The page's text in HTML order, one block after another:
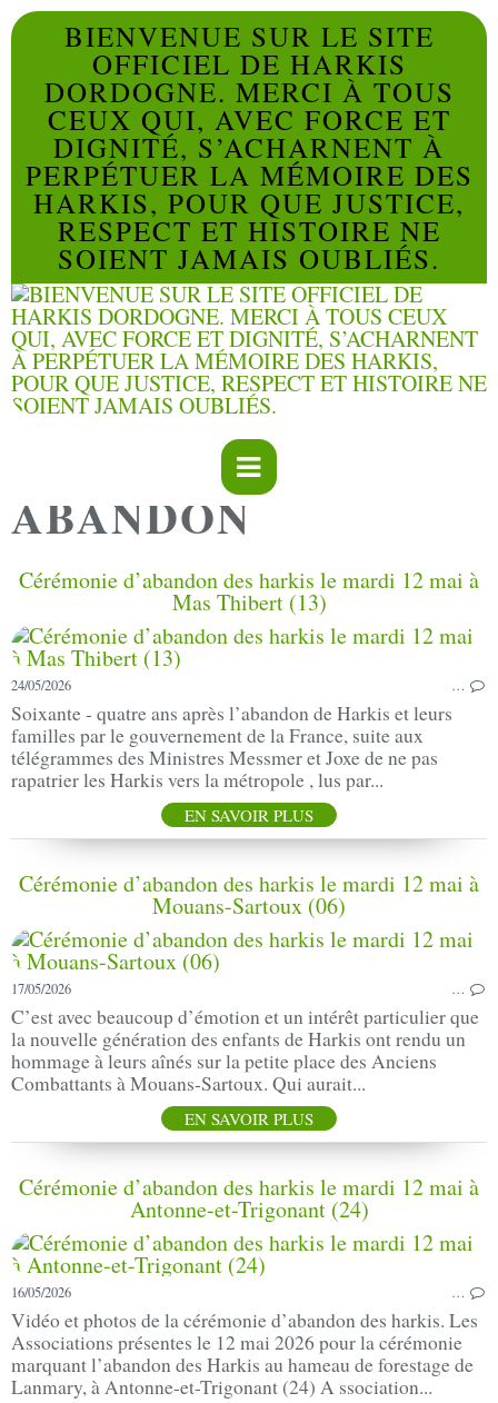
BIENVENUE SUR LE SITE
OFFICIEL DE HARKIS
DORDOGNE. MERCI À TOUS
CEUX QUI, AVEC FORCE ET
DIGNITÉ, S’ACHARNENT À
PERPÉTUER LA MÉMOIRE DES
HARKIS, POUR QUE JUSTICE,
RESPECT ET HISTOIRE NE
SOIENT JAMAIS OUBLIÉS.
ABANDON
Cérémonie d’abandon des harkis le mardi 12 mai à
Mas Thibert (13)
24/05/2026 …
Soixante - quatre ans après l’abandon de Harkis et leurs
familles par le gouvernement de la France, suite aux
télégrammes des Ministres Messmer et Joxe de ne pas
rapatrier les Harkis vers la métropole , lus par...
EN SAVOIR PLUS
Cérémonie d’abandon des harkis le mardi 12 mai à
Mouans-Sartoux (06)
17/05/2026 …
C’est avec beaucoup d’émotion et un intérêt particulier que
la nouvelle génération des enfants de Harkis ont rendu un
hommage à leurs aînés sur la petite place des Anciens
Combattants à Mouans-Sartoux. Qui aurait...
EN SAVOIR PLUS
Cérémonie d’abandon des harkis le mardi 12 mai à
Antonne-et-Trigonant (24)
16/05/2026 …
Vidéo et photos de la cérémonie d’abandon des harkis. Les
Associations présentes le 12 mai 2026 pour la cérémonie
marquant l’abandon des Harkis au hameau de forestage de
Lanmary, à Antonne-et-Trigonant (24) A ssociation...